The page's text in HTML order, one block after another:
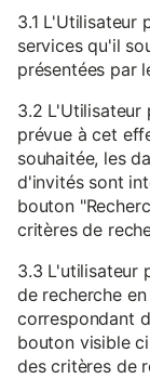
3.1 L'Utilisateur
services qu'il
présentées par
3.2 L'Utilisateur
prévue à cet
souhaitée, les
d'invités sont
bouton
critères de
3.3 L'utilisateur
de recherche
correspondant
bouton visible
des critères de